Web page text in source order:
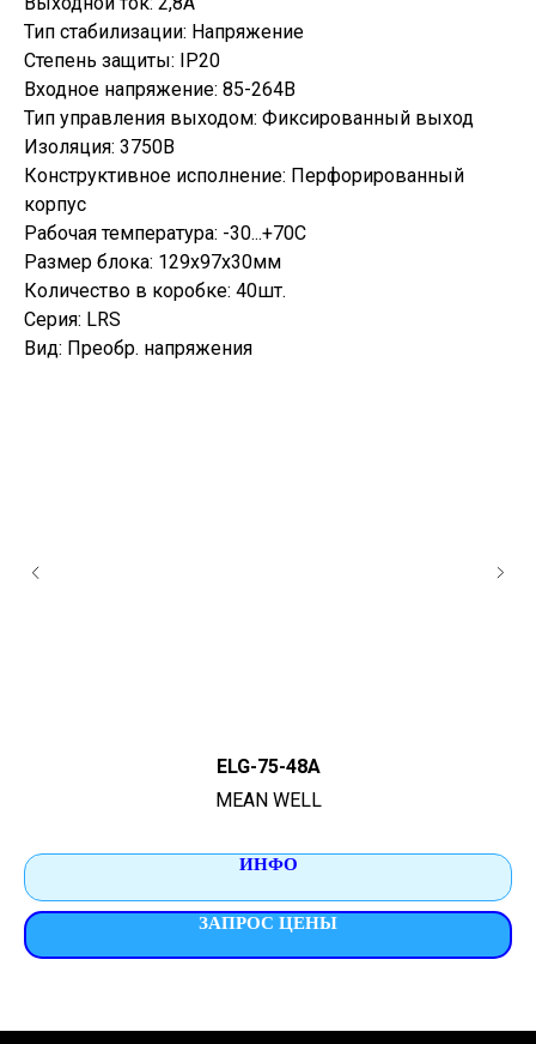
Тип стабилизации: Напряжение
Степень защиты: IP20
Входное напряжение: 85-264В
Тип управления выходом: Фиксированный выход
Изоляция: 3750В
Конструктивное исполнение: Перфорированный
корпус
Рабочая температура: -30...+70С
Размер блока: 129х97х30мм
Количество в коробке: 40шт.
Серия: LRS
Вид: Преобр. напряжения
ELG-75-48A
MEAN WELL
ИНФО
ЗАПРОС ЦЕНЫ